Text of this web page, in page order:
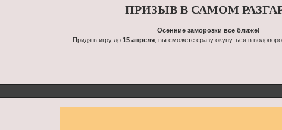
ПРИЗЫВ В САМОМ
Осенние заморозки всё ближе!
Придя в игру до 15 апреля, вы сможете сразу окунуться в